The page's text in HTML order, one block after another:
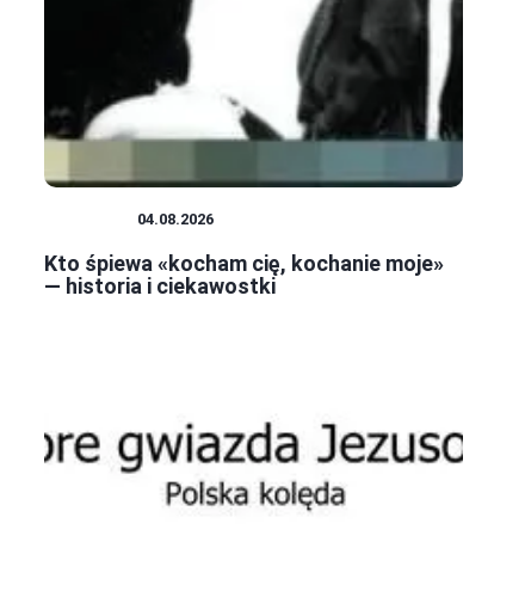
04.08.2026
Kto śpiewa «kocham cię, kochanie moje»
— historia i ciekawostki